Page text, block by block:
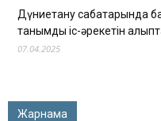
Дүниетану сабақтарында
танымдық іс-әрекетін
07.04.2025
Жарнама